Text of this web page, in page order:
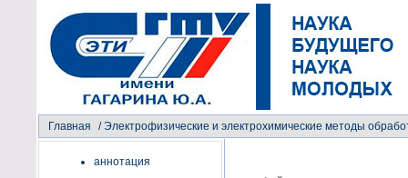
Главная /Электрофизические и электрохимические методы
аннотация